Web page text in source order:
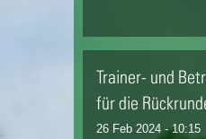
Trainer- und
für die
26 Feb 2024 - 10:15